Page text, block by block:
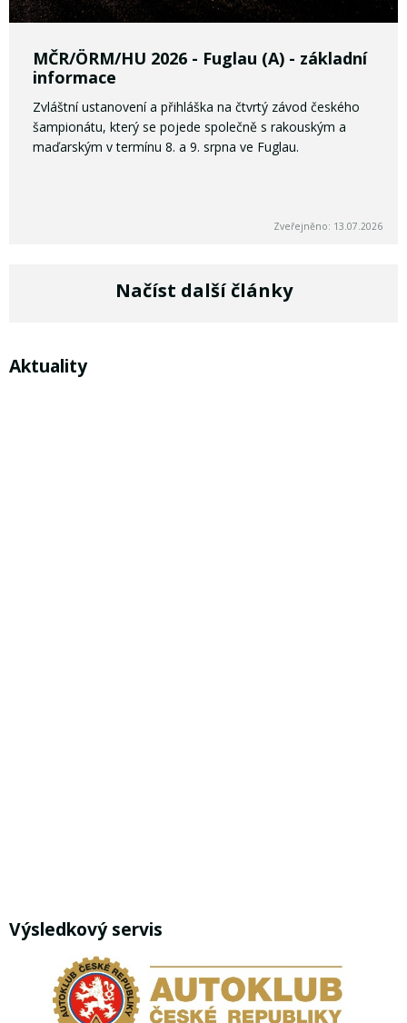
MČR/ÖRM/HU 2026 - Fuglau (A) - základní
informace
Zvláštní ustanovení a přihláška na čtvrtý závod českého
šampionátu, který se pojede společně s rakouským a
maďarským v termínu 8. a 9. srpna ve Fuglau.
Zveřejněno: 13.07.2026
Načíst další články
Aktuality
Výsledkový servis